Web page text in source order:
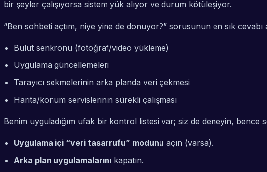
bir şeyler çalışıyorsa sistem yük alıyor ve durum kötüleşiyor.
“Ben sohbeti açtım, niye yine de donuyor?” sorusunun en sık
Bulut senkronu (fotoğraf/video yükleme)
Uygulama güncellemeleri
Tarayıcı sekmelerinin arka planda veri çekmesi
Harita/konum servislerinin sürekli çalışması
Benim uyguladığım ufak bir kontrol listesi var; siz de deneyin, bence
Uygulama içi “veri tasarrufu” modunu açın (varsa).
Arka plan uygulamalarını kapatın.